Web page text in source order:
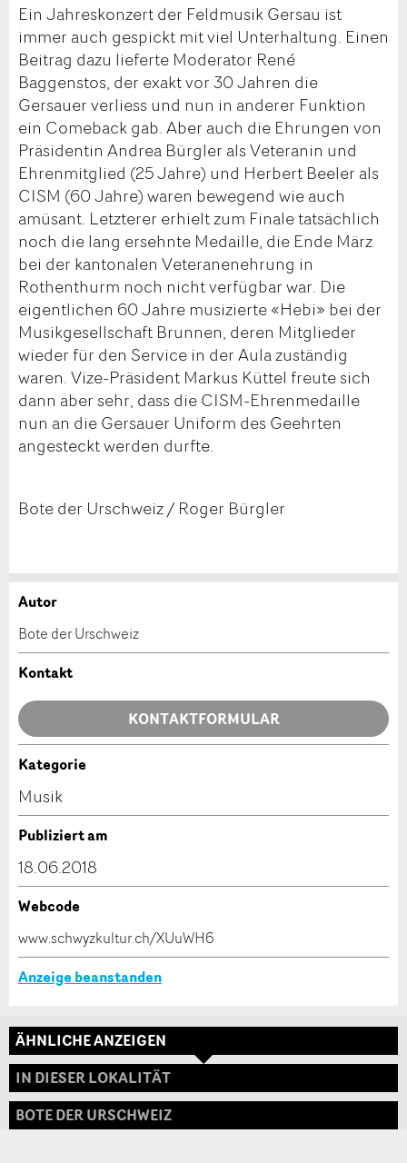
Ein Jahreskonzert der Feldmusik Gersau ist
immer auch gespickt mit viel Unterhaltung. Einen
Beitrag dazu lieferte Moderator René
Baggenstos, der exakt vor 30 Jahren die
Gersauer verliess und nun in anderer Funktion
ein Comeback gab. Aber auch die Ehrungen von
Präsidentin Andrea Bürgler als Veteranin und
Ehrenmitglied (25 Jahre) und Herbert Beeler als
CISM (60 Jahre) waren bewegend wie auch
amüsant. Letzterer erhielt zum Finale tatsächlich
noch die lang ersehnte Medaille, die Ende März
bei der kantonalen Veteranenehrung in
Rothenthurm noch nicht verfügbar war. Die
eigentlichen 60 Jahre musizierte «Hebi» bei der
Musikgesellschaft Brunnen, deren Mitglieder
wieder für den Service in der Aula zuständig
waren. Vize-Präsident Markus Küttel freute sich
dann aber sehr, dass die CISM-Ehrenmedaille
nun an die Gersauer Uniform des Geehrten
angesteckt werden durfte.
Bote der Urschweiz / Roger Bürgler
Anzeige beanstanden
Ihr Feedback wird sehr geschätzt!
Allgemeines Feedback
Anzeige nicht mehr gültig
Anzeige unvollständig
* Eingabe erforderlich
Anzeige weiterempfehlen
Empfehlen Sie diese Anzeige an Freunde weiter.
* Eingabe erforderlich
Autor
Bote der Urschweiz
Kontakt
KONTAKTFORMULAR
Kontakt
Verfassen Sie eine Nachricht für die Kontaktpersonen
Adresse
Kategorie
Musik
Publiziert am
18.06.2018
Webcode
www.schwyzkultur.ch/XUuWH6
Anzeige beanstanden
ÄHNLICHE ANZEIGEN
IN DIESER LOKALITÄT
BOTE DER URSCHWEIZ